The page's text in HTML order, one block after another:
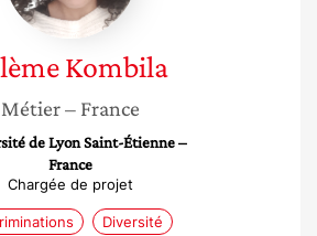
Kombila
Métier– France
de Lyon Saint-Étienne –
France
Chargée de projet
Diversité